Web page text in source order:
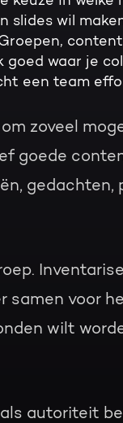
slides wil
waar je
een team
zoveel
goede
gedachten,
samen voor
wilt
autoriteit